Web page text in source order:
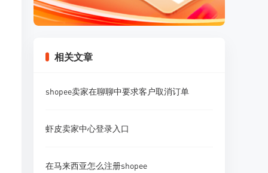
相关文章
shopee卖家在聊聊中要求客户取消订单
虾皮卖家中心登录入口
在马来西亚怎么注册shopee